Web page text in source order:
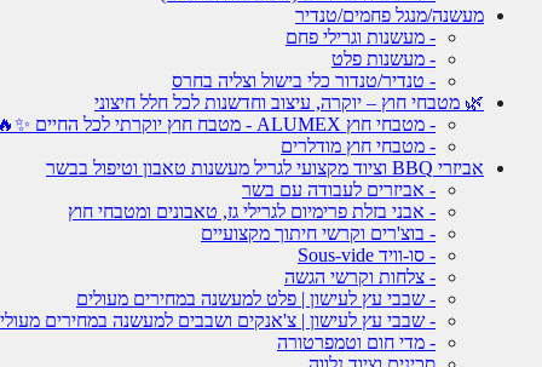
מעשנה/מנגל פחמים/טנדיר
- מעשנות וגרילי פחם
- מעשנות פלט
- טנדיר/טנדור כלי בישול וצליה בחרס
🌿 מטבחי חוץ – יוקרה, עיצוב וחדשנות לכל חלל חיצוני
- מטבחי חוץ ALUMEX - מטבח חוץ יוקרתי לכל החיים ✨🔥
- מטבחי חוץ מודלרים
אביזרי BBQ וציוד מקצועי לגריל מעשנות טאבון וטיפול בבשר
- אביזרים לעבודה עם בשר
- אבני בזלת פרימיום לגרילי גז, טאבונים ומטבחי חוץ
- בוצ'רים וקרשי חיתוך מקצועיים
- סו-וויד Sous-vide
- צלחות וקרשי הגשה
- שבבי עץ לעישון | פלט למעשנה במחירים מעולים
- שבבי עץ לעישון | צ'אנקים ושבבים למעשנה במחירים
- מדי חום וטמפרטורה